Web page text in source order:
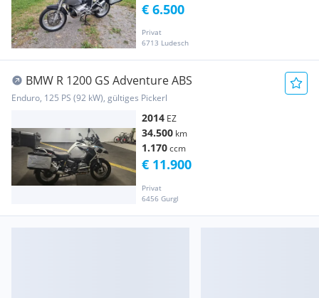
Privat
6713 Ludesch
€ 6.500
BMW R 1200 GS Adventure ABS
Enduro, 125 PS (92 kW), gültiges Pickerl
2014 EZ
34.500 km
1.170ccm
Privat
6456 Gurgl
€ 11.900